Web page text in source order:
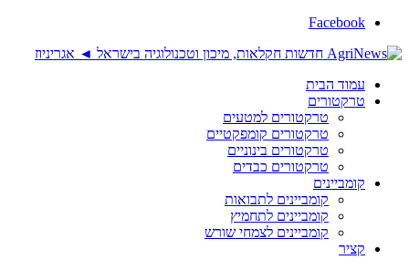
Facebook
עמוד הבית
טרקטורים
טרקטורים למטעים
טרקטורים קומפקטיים
טרקטורים בינוניים
טרקטורים כבדים
קומביינים
קומביינים לתבואות
קומביינים לתחמיץ
קומביינים לצמחי שורש
קציר